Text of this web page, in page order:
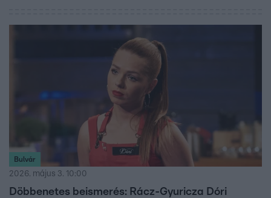
Bulvár
2026. május 3. 10:00
Döbbenetes beismerés: Rácz-Gyuricza Dóri